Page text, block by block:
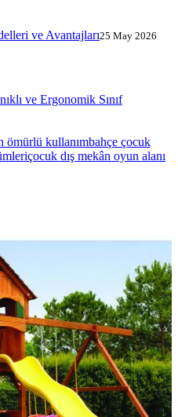
ve Avantajları25 May 2026
ve Ergonomik Sınıf
ömürlü kullanımbahçe çocuk
çocuk dış mekân oyun alanı